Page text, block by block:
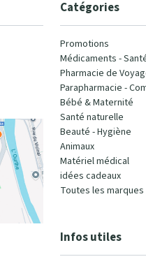
Catégories
Promotions
Médicaments -
Pharmacie de
Parapharmacie -
Bébé & Maternité
Santé naturelle
Beauté - Hygiène
Animaux
Matériel médical
idées cadeaux
Toutes les marques
Infos utiles